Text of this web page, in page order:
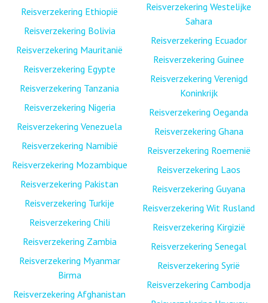
Reisverzekering Ethiopië
Reisverzekering Bolivia
Reisverzekering Mauritanië
Reisverzekering Egypte
Reisverzekering Tanzania
Reisverzekering Nigeria
Reisverzekering Venezuela
Reisverzekering Namibië
Reisverzekering Mozambique
Reisverzekering Pakistan
Reisverzekering Turkije
Reisverzekering Chili
Reisverzekering Zambia
Reisverzekering Myanmar
Birma
Reisverzekering Afghanistan
Reisverzekering Westelijke
Sahara
Reisverzekering Ecuador
Reisverzekering Guinee
Reisverzekering Verenigd
Koninkrijk
Reisverzekering Oeganda
Reisverzekering Ghana
Reisverzekering Roemenië
Reisverzekering Laos
Reisverzekering Guyana
Reisverzekering Wit Rusland
Reisverzekering Kirgizië
Reisverzekering Senegal
Reisverzekering Syrië
Reisverzekering Cambodja